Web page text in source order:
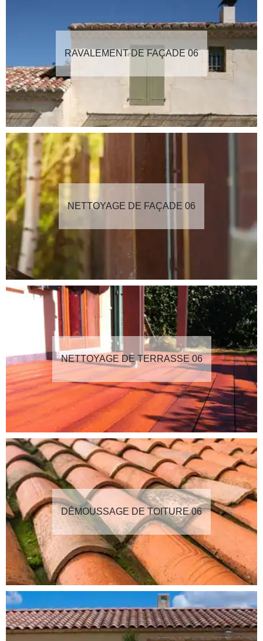
RAVALEMENT DE FAÇADE 06
NETTOYAGE DE FAÇADE 06
NETTOYAGE DE TERRASSE 06
DÉMOUSSAGE DE TOITURE 06